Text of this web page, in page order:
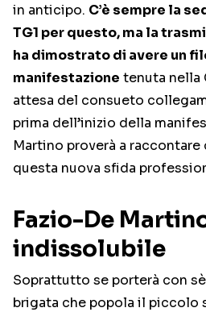
in anticipo. C’è sempre la
TG1 per questo, ma la
ha dimostrato di avere un
manifestazione tenuta nella
attesa del consueto
prima dell’inizio della
Martino proverà a raccontare
questa nuova sfida
Fazio-De
indissolubile
Soprattutto se porterà con
brigata che popola il piccolo